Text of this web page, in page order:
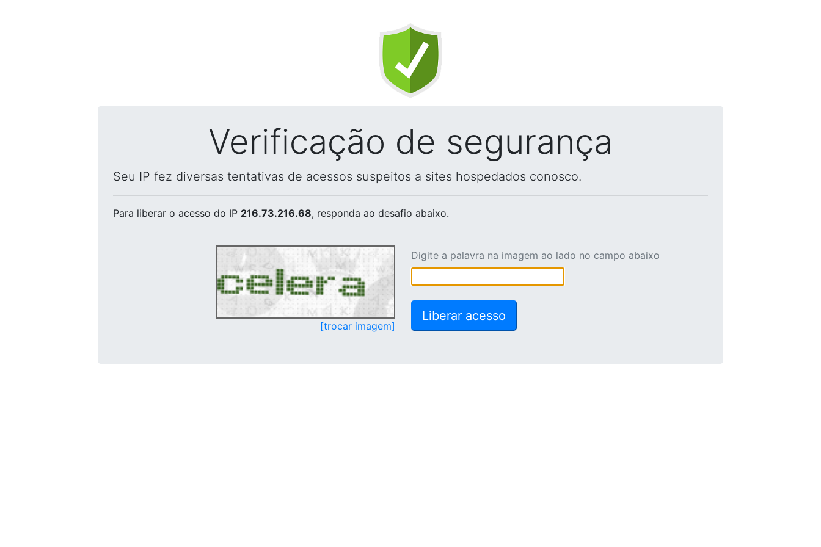
Verificação de segurança
Seu IP fez diversas tentativas de acessos suspeitos a sites hospedados conosco.
Para liberar o acesso do IP 216.73.216.68, responda ao desafio abaixo.
[trocar imagem]
Digite a palavra na imagem ao lado no campo abaixo